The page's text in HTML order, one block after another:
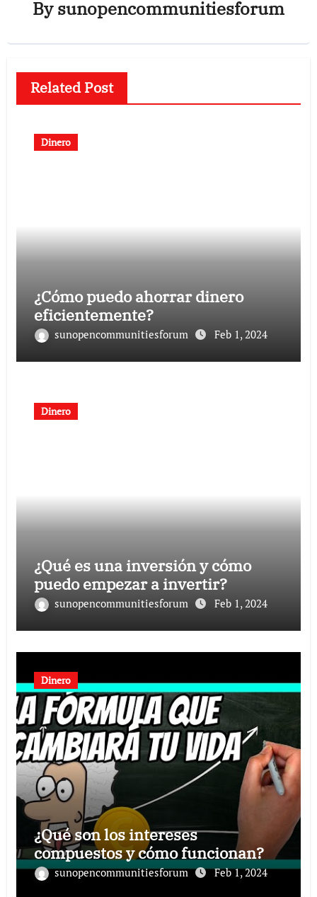
Bysunopencommunitiesforum
Related Post
Dinero
¿Cómo puedo ahorrar dinero
eficientemente?
sunopencommunitiesforum Feb 1, 2024
Dinero
¿Qué es una inversión y cómo
puedo empezar a invertir?
sunopencommunitiesforum Feb 1, 2024
Dinero
¿Qué son los intereses
compuestos y cómo funcionan?
sunopencommunitiesforum Feb 1, 2024